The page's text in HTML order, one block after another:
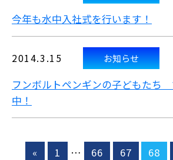
今年も水中入社式を行います！
2014.3.15 お知らせ
フンボルトペンギンの子どもたち
中！
« 1 … 66 67 68